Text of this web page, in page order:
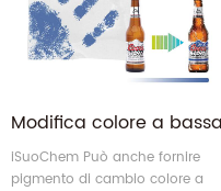
iSuoChem Può anche fornire
pigmento di cambio colore a